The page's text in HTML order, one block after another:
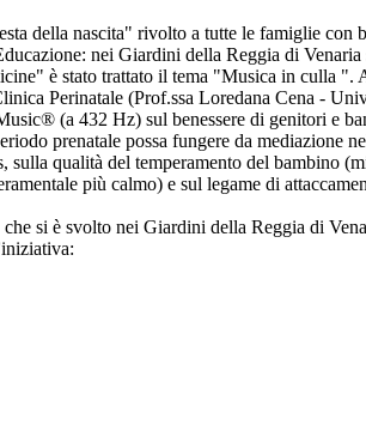
della nascita" rivolto a tutte le famiglie
nei Giardini della Reggia di
è stato trattato il tema "Musica in culla
Perinatale (Prof.ssa Loredana Cena -
(a 432 Hz) sul benessere di genitori e
prenatale possa fungere da mediazione
sulla qualità del temperamento del
più calmo) e sul legame di
si è svolto nei Giardini della Reggia di